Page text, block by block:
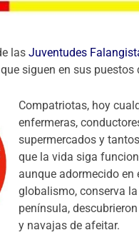
lasJuventudes
siguen en sus puestos
Compatriotas, hoy
enfermeras,
supermercados y
que la vida siga
aunque adormecido
globalismo, conserva
península,
y navajas de afeitar.